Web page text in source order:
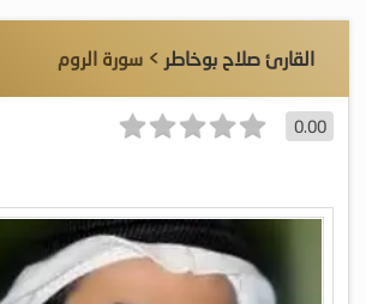
القارئ صلاح بوخاطر > سورة الروم
0.00